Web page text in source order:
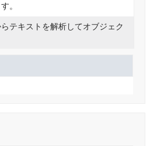
。
テキストを解析してオブジェク